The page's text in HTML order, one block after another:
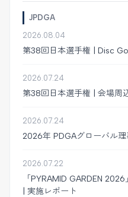
JPDGA
2026.08.04
第38回日本選手権 | Disc
2026.07.24
第38回日本選手権 | 会場周
2026.07.24
2026年 PDGAグローバル理
2026.07.22
「PYRAMID GARDEN
| 実施レポート